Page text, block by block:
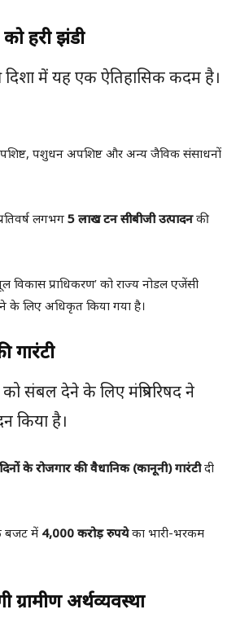
हरी झंडी
में यह एक ऐतिहासिक कदम है।
पशुधन अपशिष्ट और अन्य जैविक संसाधनों
लगभग5 लाख टन सीबीजी उत्पादनकी
विकास प्राधिकरण’ को राज्य नोडल एजेंसी
के लिए अधिकृत किया गया है।
गारंटी
संबल देने के लिए मंत्रिपरिषद ने
किया है।
के रोजगार की वैधानिक (कानूनी) गारंटीदी
बजट में 4,000 करोड़ रुपयेका भारी-भरकम
अर्थव्यवस्था